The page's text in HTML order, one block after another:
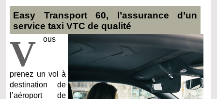
Easy Transport 60, l’assurance d’un
service taxi VTC de qualité
V ous
prenez un vol à
destination de
l’aéroport de